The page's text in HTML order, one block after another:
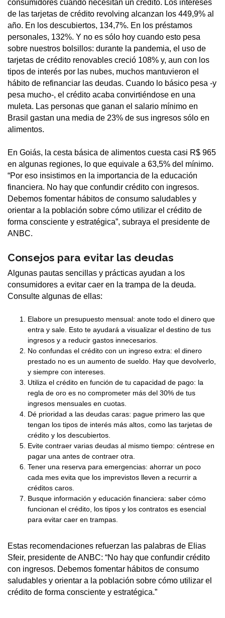
consumidores cuando necesitan un crédito. Los intereses
de las tarjetas de crédito revolving alcanzan los 449,9% al
año. En los descubiertos, 134,7%. En los préstamos
personales, 132%. Y no es sólo hoy cuando esto pesa
sobre nuestros bolsillos: durante la pandemia, el uso de
tarjetas de crédito renovables creció 108% y, aun con los
tipos de interés por las nubes, muchos mantuvieron el
hábito de refinanciar las deudas. Cuando lo básico pesa -y
pesa mucho-, el crédito acaba convirtiéndose en una
muleta. Las personas que ganan el salario mínimo en
Brasil gastan una media de 23% de sus ingresos sólo en
alimentos.
En Goiás, la cesta básica de alimentos cuesta casi R$ 965
en algunas regiones, lo que equivale a 63,5% del mínimo.
“Por eso insistimos en la importancia de la educación
financiera. No hay que confundir crédito con ingresos.
Debemos fomentar hábitos de consumo saludables y
orientar a la población sobre cómo utilizar el crédito de
forma consciente y estratégica”, subraya el presidente de
ANBC.
Consejos para evitar las deudas
Algunas pautas sencillas y prácticas ayudan a los
consumidores a evitar caer en la trampa de la deuda.
Consulte algunas de ellas:
Elabore un presupuesto mensual: anote todo el dinero que
entra y sale. Esto te ayudará a visualizar el destino de tus
ingresos y a reducir gastos innecesarios.
No confundas el crédito con un ingreso extra: el dinero
prestado no es un aumento de sueldo. Hay que devolverlo,
y siempre con intereses.
Utiliza el crédito en función de tu capacidad de pago: la
regla de oro es no comprometer más del 30% de tus
ingresos mensuales en cuotas.
Dé prioridad a las deudas caras: pague primero las que
tengan los tipos de interés más altos, como las tarjetas de
crédito y los descubiertos.
Evite contraer varias deudas al mismo tiempo: céntrese en
pagar una antes de contraer otra.
Tener una reserva para emergencias: ahorrar un poco
cada mes evita que los imprevistos lleven a recurrir a
créditos caros.
Busque información y educación financiera: saber cómo
funcionan el crédito, los tipos y los contratos es esencial
para evitar caer en trampas.
Estas recomendaciones refuerzan las palabras de Elias
Sfeir, presidente de ANBC: “No hay que confundir crédito
con ingresos. Debemos fomentar hábitos de consumo
saludables y orientar a la población sobre cómo utilizar el
crédito de forma consciente y estratégica.”